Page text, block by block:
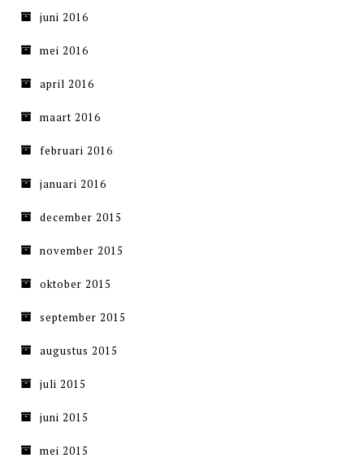
juni 2016
mei 2016
april 2016
maart 2016
februari 2016
januari 2016
december 2015
november 2015
oktober 2015
september 2015
augustus 2015
juli 2015
juni 2015
mei 2015